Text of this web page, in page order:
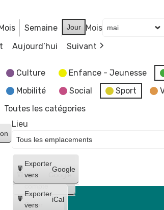
Semaine Jour Mois
Aujourd’hui Suivant
Culture Enfance - Jeunesse
Mobilité
Social Sport
Toutes les catégories
Créer
un
compte
Google
Créer
Exporter
vers
Google
Exporter
vers
iCal
Lieu